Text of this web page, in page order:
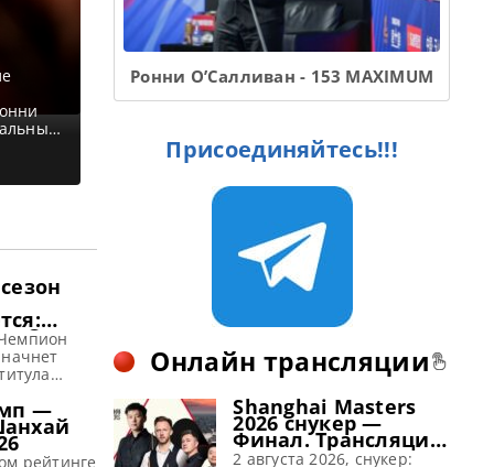
в
Open
2026 с
года в
Новый
—
рейтинге
Ронни О’Салливан - 153 MAXIMUM
Присоединяйтесь!!!
Онлайн трансляции
Shanghai Masters
2026 снукер —
Финал. Трансляции
расписание
2 августа 2026, снукер: